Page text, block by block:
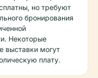
но требуют
бронирования
Некоторые
выставки могут
плату.